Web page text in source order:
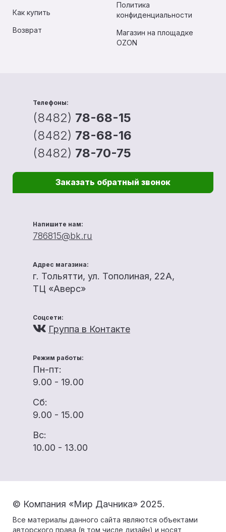
Как купить
Возврат
Политика
конфиденциальности
Магазин на площадке
OZON
Телефоны:
(8482) 78-68-15
(8482) 78-68-16
(8482) 78-70-75
Заказать обратный звонок
Напишите нам:
786815@bk.ru
Адрес магазина:
г. Тольятти, ул. Тополиная, 22А,
ТЦ «Аверс»
Соцсети:
Группа в Контакте
Режим работы:
Пн-пт:
9.00 - 19.00
Сб:
9.00 - 15.00
Вс:
10.00 - 13.00
© Компания «Мир Дачника» 2025.
Все материалы данного сайта являются объектами
авторского права (в том числе дизайн) и носят